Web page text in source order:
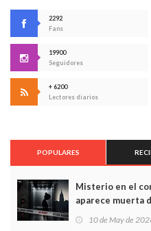
2292
Fans
19900
Seguidores
+ 6200
Lectores diarios
POPULARES
Misterio en el
aparece muerta
edificio y las
10 de May de